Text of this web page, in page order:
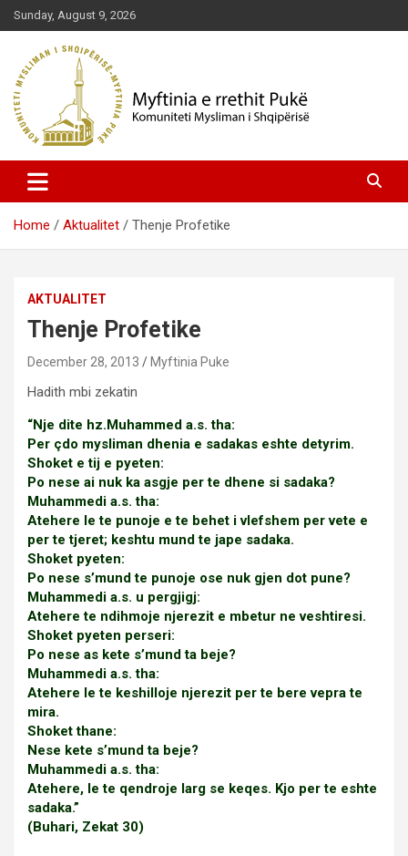
Skip
to
content
Sunday, August 9, 2026
Myftinia Pukë | Faqja Zyrtare
Home Aktualitet Thenje Profetike
AKTUALITET
Thenje Profetike
December 28, 2013 Myftinia Puke
Hadith mbi zekatin
“Nje dite hz.Muhammed a.s. tha:
Per çdo mysliman dhenia e sadakas eshte detyrim.
Shoket e tij e pyeten:
Po nese ai nuk ka asgje per te dhene si sadaka?
Muhammedi a.s. tha:
Atehere le te punoje e te behet i vlefshem per vete e
per te tjeret; keshtu mund te jape sadaka.
Shoket pyeten:
Po nese s’mund te punoje ose nuk gjen dot pune?
Muhammedi a.s. u pergjigj:
Atehere te ndihmoje njerezit e mbetur ne veshtiresi.
Shoket pyeten perseri:
Po nese as kete s’mund ta beje?
Muhammedi a.s. tha:
Atehere le te keshilloje njerezit per te bere vepra te
mira.
Shoket thane:
Nese kete s’mund ta beje?
Muhammedi a.s. tha:
Atehere, le te qendroje larg se keqes. Kjo per te eshte
sadaka.”
(Buhari, Zekat 30)